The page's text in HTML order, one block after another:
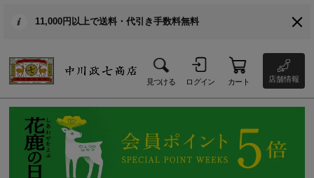
11,000円以上で送料・代引き手数料無料
見つける ログイン カート 店舗情報